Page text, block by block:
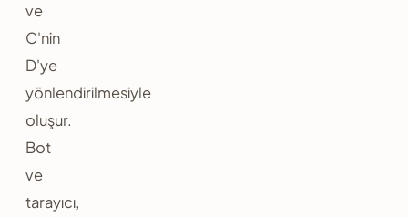
ve
C'nin
D'ye
yönlendirilmesiyle
oluşur.
Bot
ve
tarayıcı,